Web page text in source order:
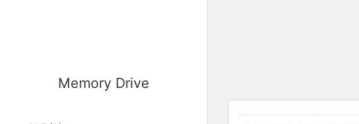
Memory Drive